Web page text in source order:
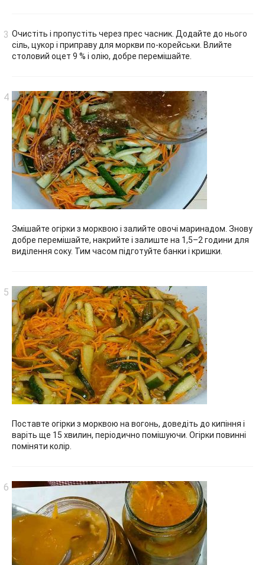
Очистіть і пропустіть через прес часник. Додайте до нього
сіль, цукор і приправу для моркви по-корейськи. Влийте
столовий оцет 9 % і олію, добре перемішайте.
Змішайте огірки з морквою і залийте овочі маринадом. Знову
добре перемішайте, накрийте і залиште на 1,5–2 години для
виділення соку. Тим часом підготуйте банки і кришки.
Поставте огірки з морквою на вогонь, доведіть до кипіння і
варіть ще 15 хвилин, періодично помішуючи. Огірки повинні
поміняти колір.